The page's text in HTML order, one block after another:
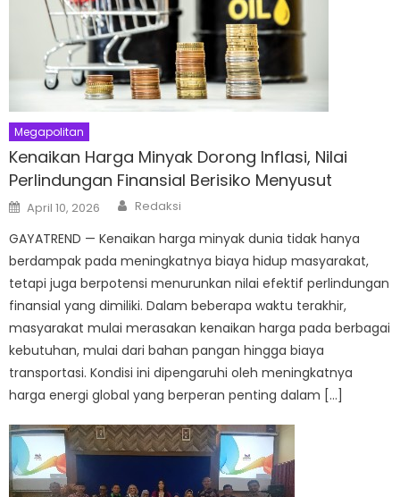
Megapolitan
Kenaikan Harga Minyak Dorong Inflasi, Nilai
Perlindungan Finansial Berisiko Menyusut
Posted
on
April 10, 2026 Author
Redaksi
GAYATREND — Kenaikan harga minyak dunia tidak hanya
berdampak pada meningkatnya biaya hidup masyarakat,
tetapi juga berpotensi menurunkan nilai efektif perlindungan
finansial yang dimiliki. Dalam beberapa waktu terakhir,
masyarakat mulai merasakan kenaikan harga pada berbagai
kebutuhan, mulai dari bahan pangan hingga biaya
transportasi. Kondisi ini dipengaruhi oleh meningkatnya
harga energi global yang berperan penting dalam […]